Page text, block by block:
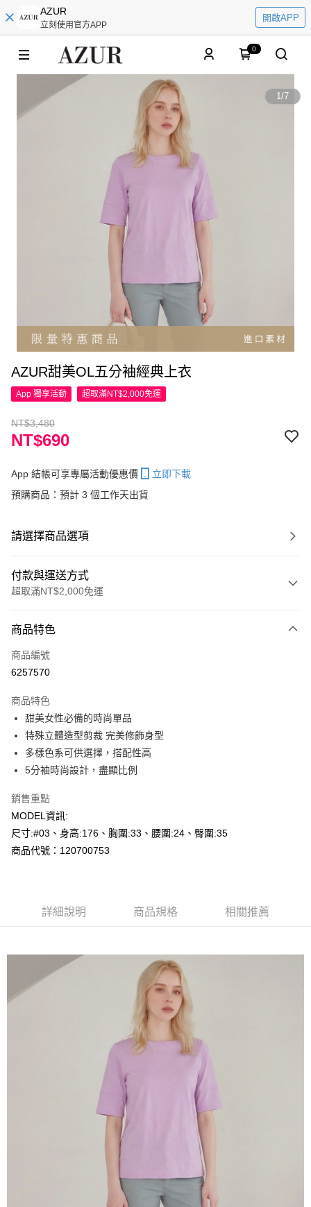
AZUR
立刻使用官方APP
開啟APP
0
1/7
AZUR甜美OL五分袖經典上衣
App 獨享活動 超取滿NT$2,000免運
NT$3,480
NT$690
App 結帳可享專屬活動優惠價
立即下載
預購商品：預計 3 個工作天出貨
請選擇商品選項
付款與運送方式
超取滿NT$2,000免運
信用卡一次付款
超商取貨付款
Apple Pay
悠遊付
Google Pay
AFTEE先享後付
AFTEE先享後付是「在收到商品之後才付款」的支付方式。 讓您購物簡單
便利好安心！
【「AFTEE先享後付」結帳流程】
３．收到繳費通知簡訊後14天內，點擊此簡訊中的連結，可透過四大超商／
ATM／網路銀行／等多元方式進行付款，方視為交易完成。
※ 請注意：結帳手續完成當下不需立刻繳費，但若您需要取消訂單，請聯絡
購買商品的店家。未經商家同意取消之訂單仍視為有效，需透過AFTEE先享
※ 交易是否成功請以「AFTEE先享後付 」之結帳頁面顯示為準，若有關於
是否繳費成功／繳費後需取消欲退款等相關疑問，請聯繫「AFTEE先享後付
https://netprotections.freshdesk.com/support/home
１．透過由恩沛科技股份有限公司提供之「AFTEE先享後付」服務完成之交
易，需依本服務之必要範圍內提供個人資料，並將交易相關給付款項請求債
權轉讓予恩沛科技股份有限公司。
２．關於個人資料處理事宜，請瀏覽以下網址：
https://aftee.tw/terms/#terms3
３．未成年的使用者請事先徵得法定代理人或監護人之同意方可使用
「AFTEE先享後付」，若未經同意申辦者引起之損失，本公司不負相關責
４．使用「AFTEE先享後付」時，將依據個別帳號之用戶狀況，依本公司即
時審查核予不同之上限額度；若仍有額度不足之情形，本公司將視審查結果
付款後全家取貨---滿2000元免運
7-11--滿2000元免運
每筆NT$60，滿NT$2,000(含以上)免運費
付款後7-11取貨---滿2000元免運
每筆NT$60，滿NT$2,000(含以上)免運費
每筆NT$120，滿NT$2,000(含以上)免運費
商品特色
商品編號
6257570
商品特色
甜美女性必備的時尚單品
特殊立體造型剪裁 完美修飾身型
多樣色系可供選擇，搭配性高
5分袖時尚設計，盡顯比例
銷售重點
MODEL資訊:
尺寸:#03、身高:176、胸圍:33、腰圍:24、臀圍:35
商品代號：120700753
詳細說明 商品規格 相關推薦